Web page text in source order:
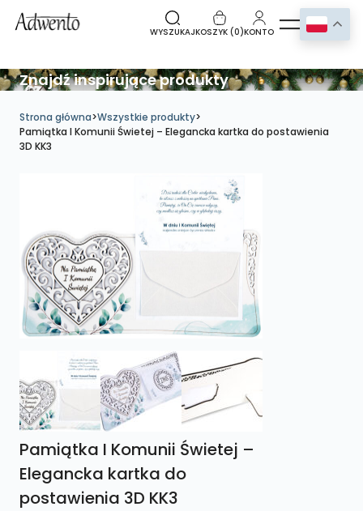
WYSZUKAJKOSZYK (0)KONTO
Znajdź inspirujące produkty
Strona główna>Wszystkie produkty>
Pamiątka I Komunii Świetej – Elegancka kartka do postawienia
3D KK3
Pamiątka I Komunii Świetej –
Elegancka kartka do
postawienia 3D KK3